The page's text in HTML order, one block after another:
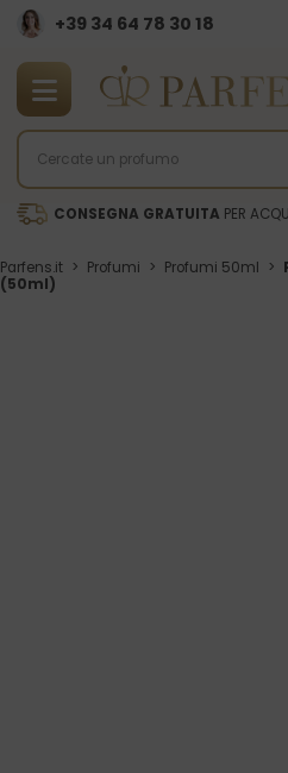
+39 34 64 78 30 18
CONSEGNA GRATUITA PER
Parfens.it > Profumi > Profumi 50ml >
(50ml)